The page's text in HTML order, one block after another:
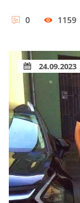
0 1159
24.09.2023